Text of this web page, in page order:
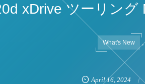
xDrive ツーリン
What's New
April 16, 2024